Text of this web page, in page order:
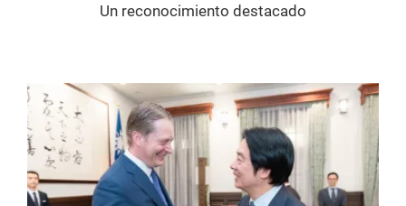
Un reconocimiento destacado